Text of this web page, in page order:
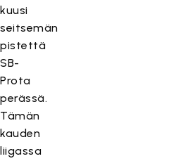
kuusi
seitsemän
pistettä
SB-
Prota
perässä.
Tämän
kauden
liigassa